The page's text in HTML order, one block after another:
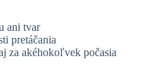
ani tvar
pretáčania
za akéhokoľvek počasia